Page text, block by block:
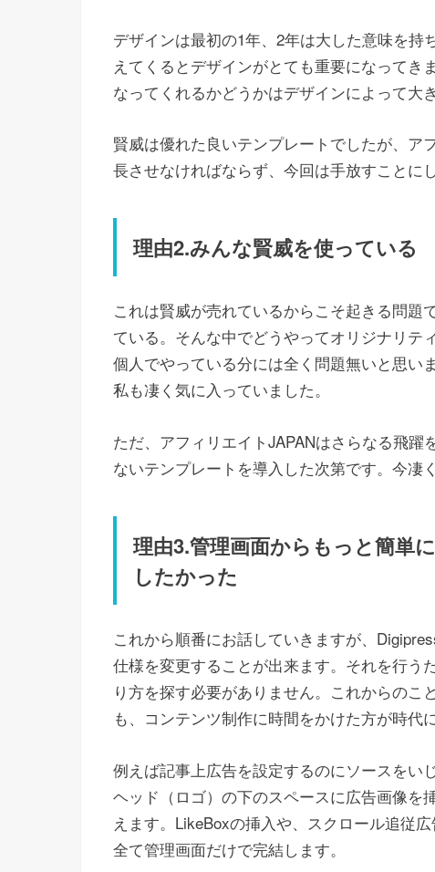
デザインは最初の1年、2年は大した意味を
えてくるとデザインがとても重要になって
なってくれるかどうかはデザインによって大
賢威は優れた良いテンプレートでしたが、ア
長させなければならず、今回は手放すことにし
理由2.みんな賢威を使っている
これは賢威が売れているからこそ起きる問
ている。そんな中でどうやってオリジナリテ
個人でやっている分には全く問題無いと思い
私も凄く気に入っていました。
ただ、アフィリエイトJAPANはさらなる飛
ないテンプレートを導入した次第です。今凄
理由3.管理画面からもっと簡単
したかった
これから順番にお話していきますが、
仕様を変更することが出来ます。それを行う
り方を探す必要がありません。これからのこ
も、コンテンツ制作に時間をかけた方が時代
例えば記事上広告を設定するのにソースをい
ヘッド（ロゴ）の下のスペースに広告画像を
えます。LikeBoxの挿入や、スクロール追従
全て管理画面だけで完結します。